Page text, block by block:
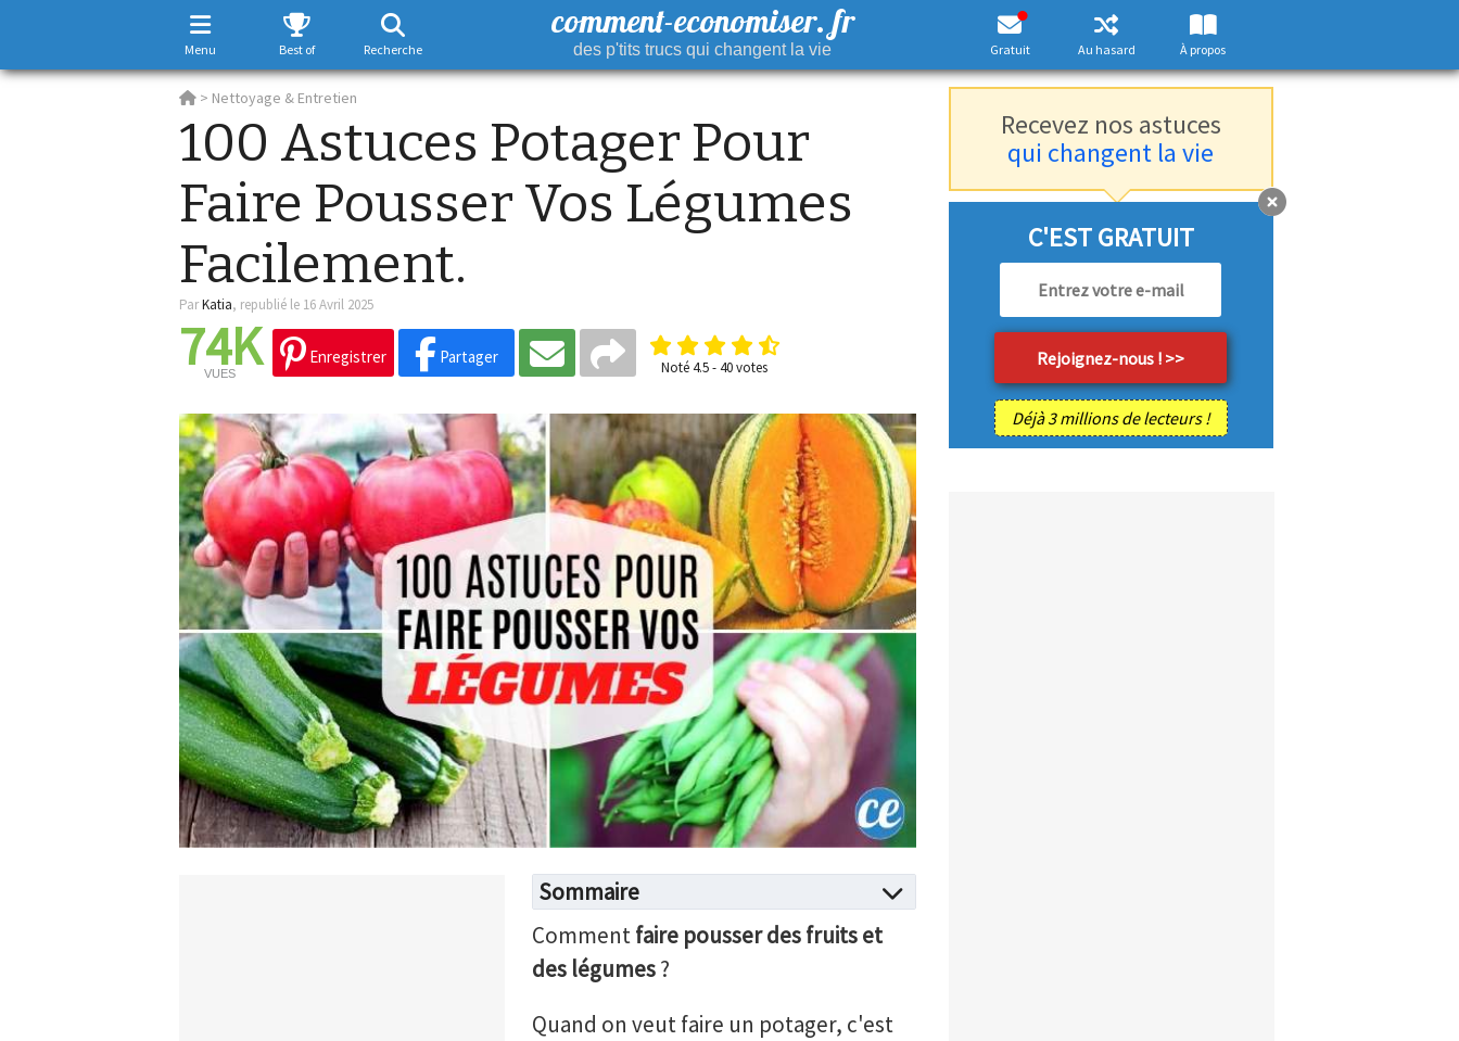
Menu Best of Recherche
comment-economiser. fr
des p'tits trucs qui changent la vie Gratuit Au hasard À propos
> Nettoyage & Entretien
100 Astuces Potager Pour
Faire Pousser Vos Légumes
Facilement.
ParKatia, republié le 16 Avril 2025
74K
VUES
Enregistrer Partager
Noté4.5-40votes
Sommaire
Commentfaire pousser des fruits et
des légumes?
Quand on veut faire un potager, c'est
Recevez nos astuces
qui changent la vie
C'EST GRATUIT
Déjà 3 millions de lecteurs !